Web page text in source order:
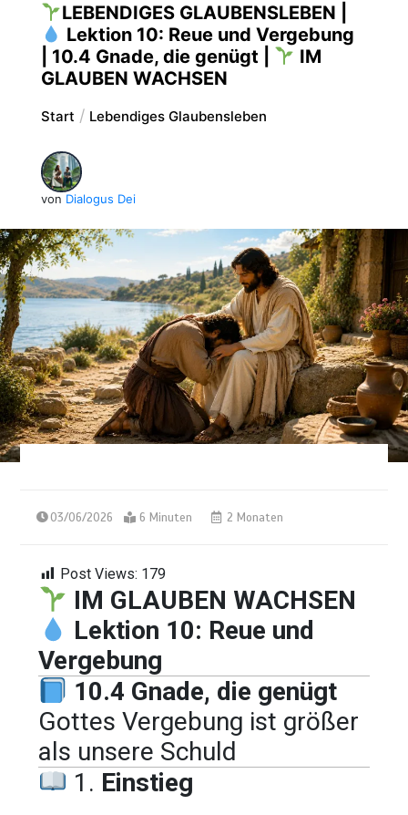
LEBENDIGES GLAUBENSLEBEN |
Lektion 10: Reue und Vergebung
| 10.4 Gnade, die genügt |
IM
GLAUBEN WACHSEN
Start Lebendiges Glaubensleben
von Dialogus Dei
03/06/2026 6 Minuten 2 Monaten
Post Views: 179
IM GLAUBEN WACHSEN
Lektion 10: Reue und
Vergebung
10.4 Gnade, die genügt
Gottes Vergebung ist größer
als unsere Schuld
1. Einstieg